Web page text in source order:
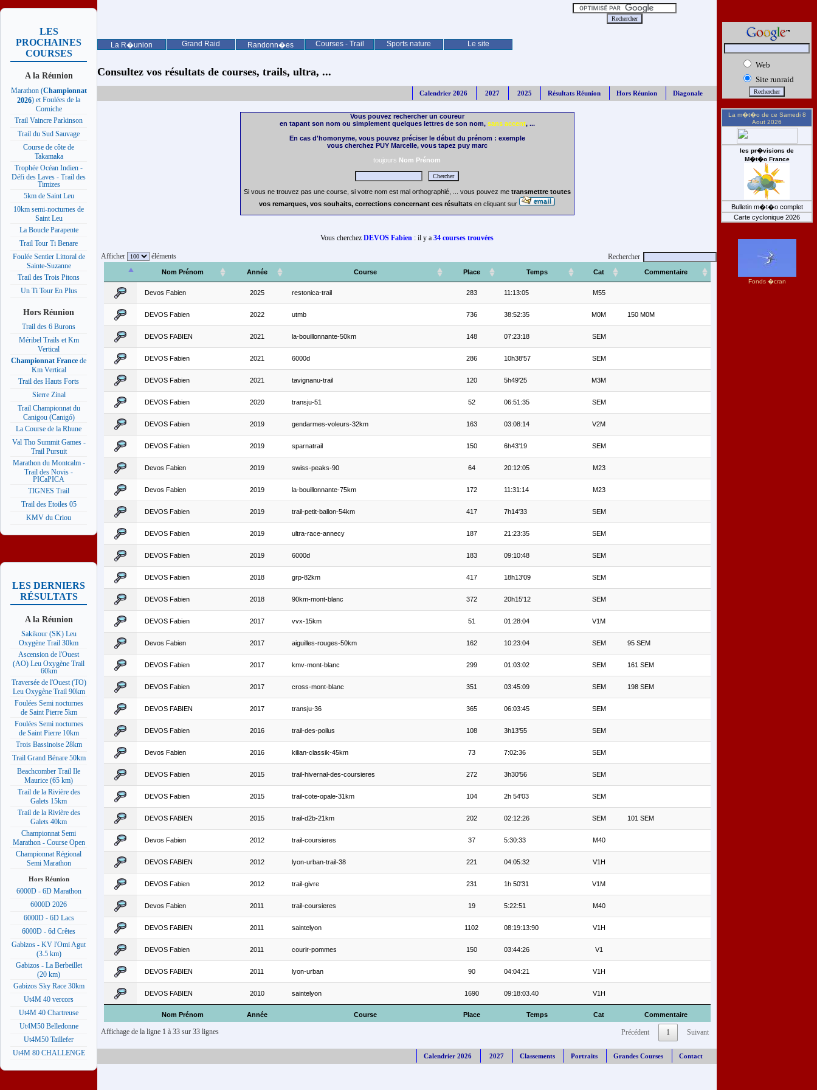
La R�union Grand Raid Randonn�es Courses - Trail Sports nature Le site
LES
PROCHAINES
COURSES
A la Réunion
Marathon (Championnat
2026) et Foulées de la
Corniche
Trail Vaincre Parkinson
Trail du Sud Sauvage
Course de côte de
Takamaka
Trophée Océan Indien -
Défi des Laves - Trail des
Timizes
5km de Saint Leu
10km semi-nocturnes de
Saint Leu
La Boucle Parapente
Trail Tour Ti Benare
Foulée Sentier Littoral de
Sainte-Suzanne
Trail des Trois Pitons
Un Ti Tour En Plus
Hors Réunion
Trail des 6 Burons
Méribel Trails et Km
Vertical
Championnat France de
Km Vertical
Trail des Hauts Forts
Sierre Zinal
Trail Championnat du
Canigou (Canigó)
La Course de la Rhune
Val Tho Summit Games -
Trail Pursuit
Marathon du Montcalm -
Trail des Novis -
PICaPICA
TIGNES Trail
Trail des Etoiles 05
KMV du Criou
LES DERNIERS
RÉSULTATS
A la Réunion
Sakikour (SK) Leu
Oxygène Trail 30km
Ascension de l'Ouest
(AO) Leu Oxygène Trail
60km
Traversée de l'Ouest (TO)
Leu Oxygène Trail 90km
Foulées Semi nocturnes
de Saint Pierre 5km
Foulées Semi nocturnes
de Saint Pierre 10km
Trois Bassinoise 28km
Trail Grand Bénare 50km
Beachcomber Trail Ile
Maurice (65 km)
Trail de la Rivière des
Galets 15km
Trail de la Rivière des
Galets 40km
Championnat Semi
Marathon - Course Open
Championnat Régional
Semi Marathon
Hors Réunion
6000D - 6D Marathon
6000D 2026
6000D - 6D Lacs
6000D - 6d Crêtes
Gabizos - KV l'Omi Agut
(3.5 km)
Gabizos - La Berbeillet
(20 km)
Gabizos Sky Race 30km
Ut4M 40 vercors
Ut4M 40 Chartreuse
Ut4M50 Belledonne
Ut4M50 Taillefer
Ut4M 80 CHALLENGE
Consultez vos résultats de courses, trails, ultra, ...
Calendrier 2026 2027 2025 Résultats Réunion Hors Réunion Diagonale
Vous pouvez rechercher un coureur
en tapant son nom ou simplement quelques lettres de son nom, sans accent, ...
En cas d'homonyme, vous pouvez préciser le début du prénom : exemple
vous cherchez PUY Marcelle, vous tapez puy marc
toujours Nom Prénom
Si vous ne trouvez pas une course, si votre nom est mal orthographié, ... vous pouvez me transmettre toutes
vos remarques, vos souhaits, corrections concernant ces résultats en cliquant sur
Vous cherchez DEVOS Fabien : il y a 34 courses trouvées
Afficher éléments Rechercher
Nom Prénom Année Course Place Temps Cat Commentaire
Nom Prénom Année Course Place Temps Cat Commentaire
Devos Fabien 2025 restonica-trail 283 11:13:05 M55
DEVOS Fabien 2022 utmb 736 38:52:35 M0M 150 M0M
DEVOS FABIEN 2021 la-bouillonnante-50km 148 07:23:18 SEM
DEVOS Fabien 2021 6000d 286 10h38'57 SEM
DEVOS Fabien 2021 tavignanu-trail 120 5h49'25 M3M
DEVOS Fabien 2020 transju-51 52 06:51:35 SEM
DEVOS Fabien 2019 gendarmes-voleurs-32km 163 03:08:14 V2M
DEVOS Fabien 2019 sparnatrail 150 6h43'19 SEM
Devos Fabien 2019 swiss-peaks-90 64 20:12:05 M23
Devos Fabien 2019 la-bouillonnante-75km 172 11:31:14 M23
DEVOS Fabien 2019 trail-petit-ballon-54km 417 7h14'33 SEM
DEVOS Fabien 2019 ultra-race-annecy 187 21:23:35 SEM
DEVOS Fabien 2019 6000d 183 09:10:48 SEM
DEVOS Fabien 2018 grp-82km 417 18h13'09 SEM
DEVOS Fabien 2018 90km-mont-blanc 372 20h15'12 SEM
DEVOS Fabien 2017 vvx-15km 51 01:28:04 V1M
Devos Fabien 2017 aiguilles-rouges-50km 162 10:23:04 SEM 95 SEM
DEVOS Fabien 2017 kmv-mont-blanc 299 01:03:02 SEM 161 SEM
DEVOS Fabien 2017 cross-mont-blanc 351 03:45:09 SEM 198 SEM
DEVOS FABIEN 2017 transju-36 365 06:03:45 SEM
DEVOS Fabien 2016 trail-des-poilus 108 3h13'55 SEM
Devos Fabien 2016 kilian-classik-45km 73 7:02:36 SEM
DEVOS Fabien 2015 trail-hivernal-des-coursieres 272 3h30'56 SEM
DEVOS Fabien 2015 trail-cote-opale-31km 104 2h 54'03 SEM
DEVOS FABIEN 2015 trail-d2b-21km 202 02:12:26 SEM 101 SEM
Devos Fabien 2012 trail-coursieres 37 5:30:33 M40
DEVOS FABIEN 2012 lyon-urban-trail-38 221 04:05:32 V1H
DEVOS Fabien 2012 trail-givre 231 1h 50'31 V1M
Devos Fabien 2011 trail-coursieres 19 5:22:51 M40
DEVOS FABIEN 2011 saintelyon 1102 08:19:13:90 V1H
DEVOS Fabien 2011 courir-pommes 150 03:44:26 V1
DEVOS FABIEN 2011 lyon-urban 90 04:04:21 V1H
DEVOS FABIEN 2010 saintelyon 1690 09:18:03.40 V1H
Affichage de la ligne 1 à 33 sur 33 lignes Précédent 1 Suivant
Calendrier 2026 2027 Classements Portraits Grandes Courses Contact
Web
Site runraid
La m�t�o de ce Samedi 8
Aout 2026
les pr�visions de
M�t�o France
Bulletin m�t�o complet
Carte cyclonique 2026
Fonds �cran